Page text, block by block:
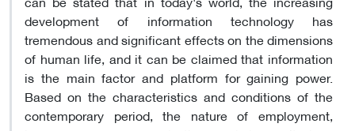
development of information technology has
tremendous and significant effects on the dimensions
of human life, and it can be claimed that information
is the main factor and platform for gaining power.
Based on the characteristics and conditions of the
contemporary period, the nature of employment,